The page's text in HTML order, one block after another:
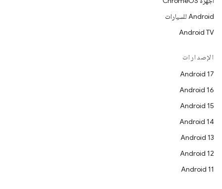
Android للسيارات
Android TV
الإصدارات
Android 17
Android 16
Android 15
Android 14
Android 13
Android 12
Android 11